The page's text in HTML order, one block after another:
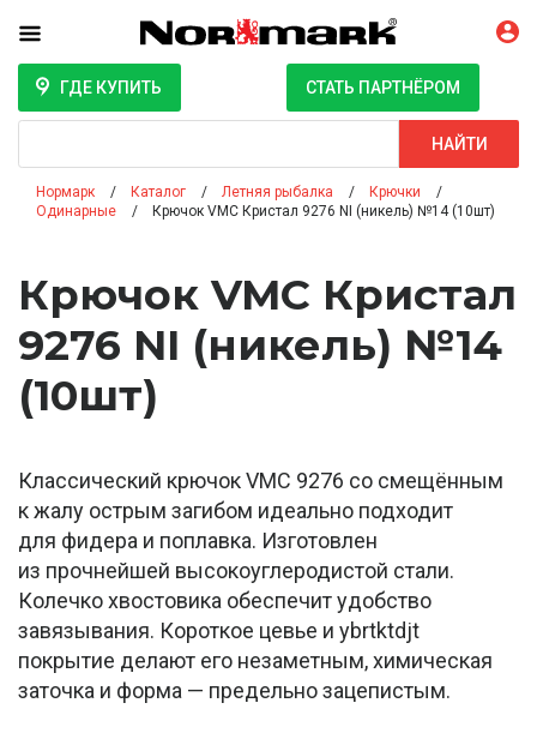
ГДЕ КУПИТЬ СТАТЬ ПАРТНЁРОМ
НАЙТИ
Нормарк Каталог Летняя рыбалка
Крючки
Одинарные
Крючок VMC Кристал 9276 NI (никель) №14 (10шт)
Крючок VMC Кристал
9276 NI (никель) №14
(10шт)
Классический крючок VMC 9276 со смещённым
к жалу острым загибом идеально подходит
для фидера и поплавка. Изготовлен
из прочнейшей высокоуглеродистой стали.
Колечко хвостовика обеспечит удобство
завязывания. Короткое цевье и ybrtktdjt
покрытие делают его незаметным, химическая
заточка и форма — предельно зацепистым.